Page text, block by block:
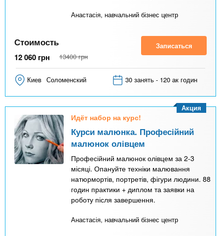
Анастасія, навчальний бізнес центр
Стоимость
12 060 грн 13400 грн
Записаться
Киев Соломенский 30 занять - 120 ак годин
Идёт набор на курс!
Курси малюнка. Професійний
малюнок олівцем
Професійний малюнок олівцем за 2-3
місяці. Опануйте техніки малювання
натюрмортів, портретів, фігури людини. 88
годин практики + диплом та заявки на
роботу після завершення.
Анастасія, навчальний бізнес центр
Акция